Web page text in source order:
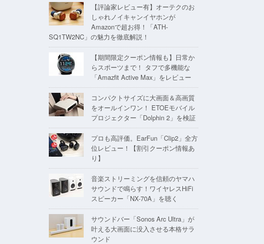
【評論家レビュー有】オーテクのお
しゃれノイキャンイヤホンが
Amazonで超お得！「ATH-
SQ1TW2NC」の魅力を徹底解説！
【期間限定クーポン情報も】日常か
らスポーツまで！ タフで多機能な
「Amazfit Active Max」をレビュー
コンパクトサイズに大画面＆高画質
をオールインワン！ ETOEモバイル
プロジェクター「Dolphin 2」を検証
プロも高評価。EarFun「Clip2」全方
位レビュー！【割引クーポン情報あ
り】
音楽ストリーミングを信頼のヤマハ
サウンドで鳴らす！ワイヤレスHiFi
スピーカー「NX-70A」を聴く
サウンドバー「Sonos Arc Ultra」が
叶える大画面に没入させる本格サラ
ウンド